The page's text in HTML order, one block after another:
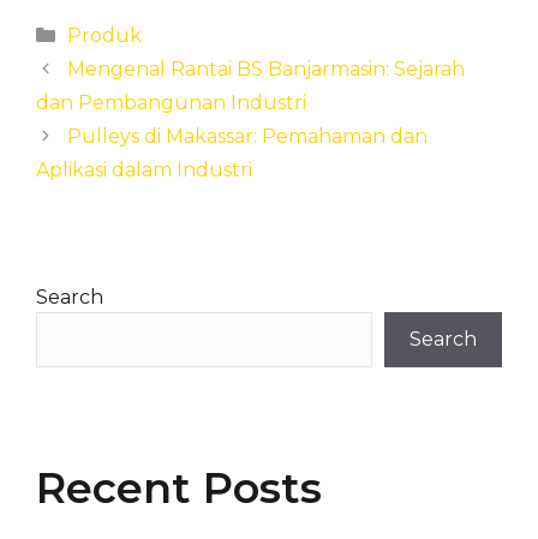
Categories
Produk
Mengenal Rantai BS Banjarmasin: Sejarah
dan Pembangunan Industri
Pulleys di Makassar: Pemahaman dan
Aplikasi dalam Industri
Search
Search
Recent Posts